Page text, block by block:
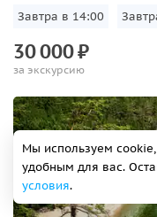
Завтра в 14:00
30000₽
за экскурсию
Мы используем
удобным для вас.
условия.